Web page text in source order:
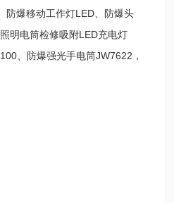
防爆移动工作灯LED、防爆头
明电筒检修吸附LED充电灯
、防爆强光手电筒JW7622，